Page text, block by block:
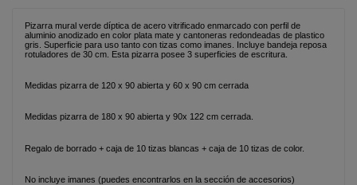
Pizarra mural verde díptica de acero vitrificado enmarcado con perfil de
aluminio anodizado en color plata mate y cantoneras redondeadas de plastico
gris. Superficie para uso tanto con tizas como imanes. Incluye bandeja reposa
rotuladores de 30 cm. Esta pizarra posee 3 superficies de escritura.
Medidas pizarra de 120 x 90 abierta y 60 x 90 cm cerrada
Medidas pizarra de 180 x 90 abierta y 90x 122 cm cerrada.
Regalo de borrado + caja de 10 tizas blancas + caja de 10 tizas de color.
No incluye imanes (puedes encontrarlos en la sección de accesorios)